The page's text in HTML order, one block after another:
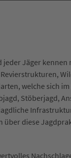
Jäger kennen
welche sich
Stöberjagd,
über diese